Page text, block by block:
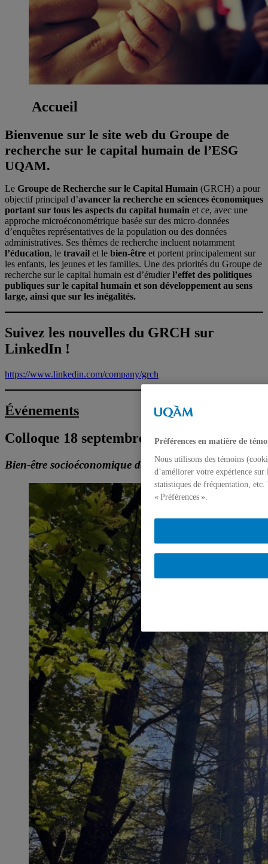
Accueil
Bienvenue sur le site web du Groupe de
recherche sur le capital humain de l’ESG
UQAM.
Le Groupe de Recherche sur le Capital Humain (GRCH) a pour
objectif principal d’avancer la recherche en sciences économiques
portant sur tous les aspects du capital humain et ce, avec une
approche microéconométrique basée sur des micro-données
d’enquêtes représentatives de la population ou des données
administratives. Ses thèmes de recherche incluent notamment
l’éducation, le travail et le bien-être et portent principalement sur
les enfants, les jeunes et les familles. Une des priorités du Groupe de
recherche sur le capital humain est d’étudierl’effet des politiques
publiques sur le capital humain et son développement au sens
large, ainsi que sur les inégalités.
Suivez les nouvelles du GRCH sur
LinkedIn !
https://www.linkedin.com/company/grch
Événements
Colloque 18 septembre 2026
Bien-être socioéconomique des peuples autochtones
Préférences en matière de
Nous utilisons des témoins
d’améliorer votre expérience sur
statistiques de fréquentation,
« Préférences ».